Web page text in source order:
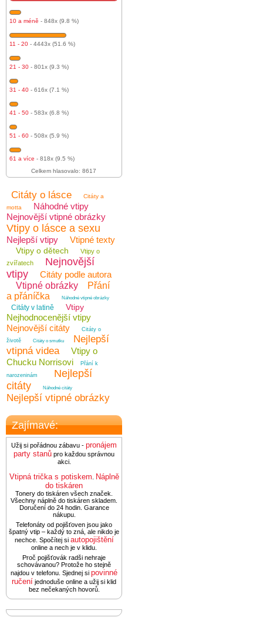
10 a méně - 848x (9.8 %)
11 - 20 - 4443x (51.6 %)
21 - 30 - 801x (9.3 %)
31 - 40 - 616x (7.1 %)
41 - 50 - 583x (6.8 %)
51 - 60 - 508x (5.9 %)
61 a více - 818x (9.5 %)
Celkem hlasovalo: 8617
Citáty o lásce
Citáty a
motta
Náhodné vtipy
Nejnovější vtipné obrázky
Vtipy o lásce a sexu
Nejlepší vtipy Vtipné texty
Vtipy o dětech
Vtipy o
zvířatech
Nejnovější
vtipy
Citáty podle autora
Vtipné obrázky
Přání
a přáníčka
Náhodné vtipné obrázky
Citáty v latině Vtipy
Nejhodnocenější vtipy
Nejnovější citáty
Citáty o
životě
Citáty o smutku
Nejlepší
vtipná videa
Vtipy o
Chucku Norrisovi
Přání k
narozeninám
Nejlepší
citáty
Náhodné citáty
Nejlepší vtipné obrázky
Zajímavé:
Užij si pořádnou zábavu - pronájem
party stanů pro každou správnou
akci.
Vtipná trička s potiskem Náplně
do tiskáren
Tonery do tiskáren všech značek.
Všechny náplně do tiskáren skladem.
Doručení do 24 hodin. Garance
nákupu.
Telefonáty od pojišťoven jsou jako
špatný vtip – každý to zná, ale nikdo je
nechce. Spočítej si autopojištění
online a nech je v klidu.
Proč pojišťovák radši nehraje
schovávanou? Protože ho stejně
najdou v telefonu. Sjednej si povinné
ručení jednoduše online a užij si klid
bez nečekaných hovorů.